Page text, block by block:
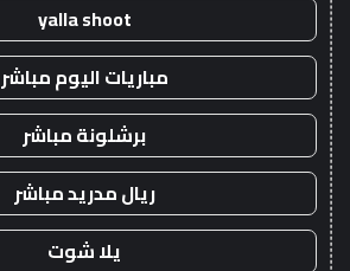
yalla shoot
مباريات اليوم مباشر
برشلونة مباشر
ريال مدريد مباشر
يلا شوت